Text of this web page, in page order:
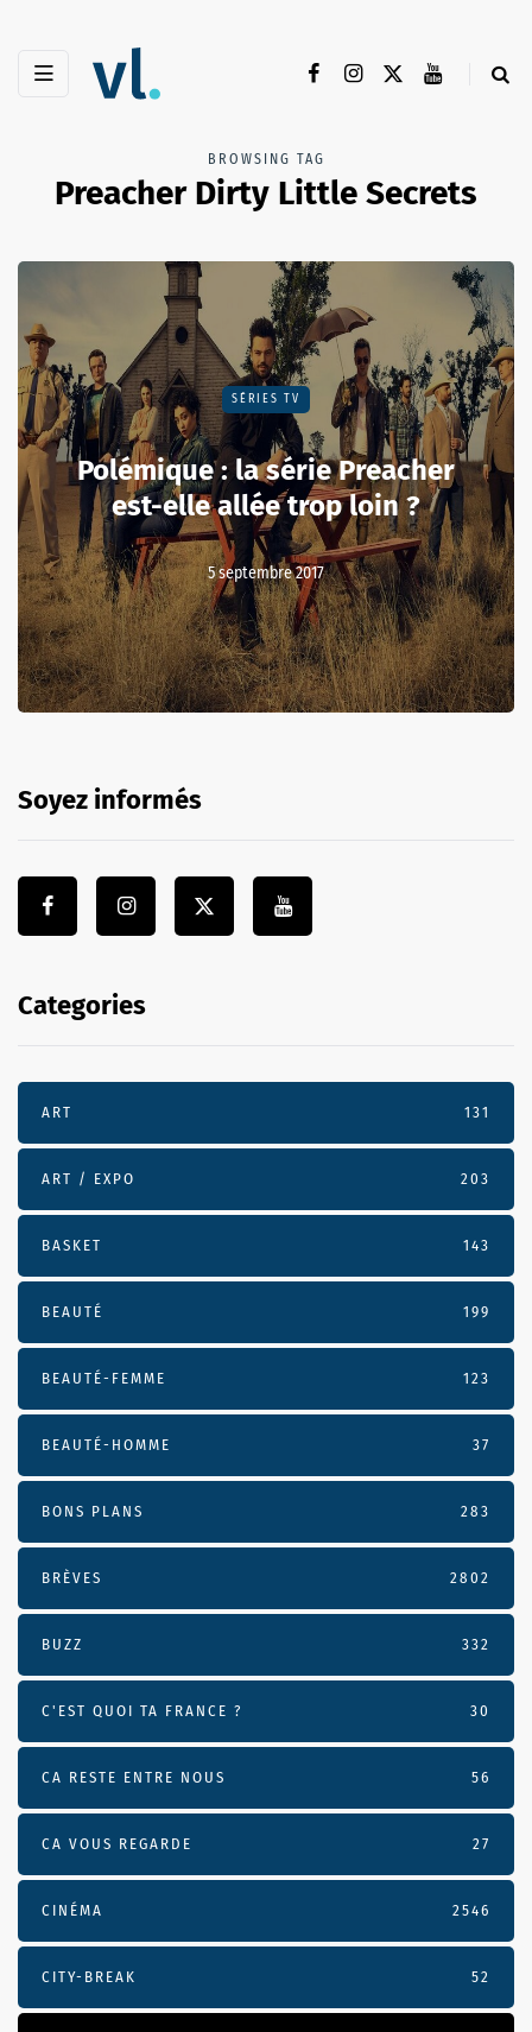
BROWSING TAG
Preacher Dirty Little Secrets
SÉRIES TV
Polémique : la série Preacher
est-elle allée trop loin ?
5 septembre 2017
Soyez informés
Categories
ART 131
ART / EXPO 203
BASKET 143
BEAUTÉ 199
BEAUTÉ-FEMME 123
BEAUTÉ-HOMME 37
BONS PLANS 283
BRÈVES 2802
BUZZ 332
C'EST QUOI TA FRANCE ? 30
CA RESTE ENTRE NOUS 56
CA VOUS REGARDE 27
CINÉMA 2546
CITY-BREAK 52